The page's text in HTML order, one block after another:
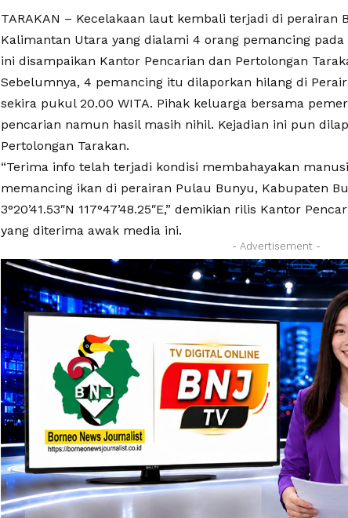
TARAKAN – Kecelakaan laut kembali terjadi di perairan
Kalimantan Utara yang dialami 4 orang pemancing
ini disampaikan Kantor Pencarian dan Pertolongan
Sebelumnya, 4 pemancing itu dilaporkan hilang di
sekira pukul 20.00 WITA. Pihak keluarga bersama
pencarian namun hasil masih nihil. Kejadian ini pun
Pertolongan Tarakan.
“Terima info telah terjadi kondisi membahayakan
memancing ikan di perairan Pulau Bunyu, Kabupaten
3°20’41.53″N 117°47’48.25″E,” demikian rilis Kantor
yang diterima awak media ini.
- Advertisement -